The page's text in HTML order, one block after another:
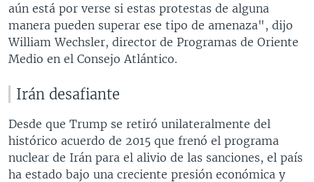
aún está por verse si estas protestas de alguna
manera pueden superar ese tipo de amenaza", dijo
William Wechsler, director de Programas de Oriente
Medio en el Consejo Atlántico.
Irán desafiante
Desde que Trump se retiró unilateralmente del
histórico acuerdo de 2015 que frenó el programa
nuclear de Irán para el alivio de las sanciones, el país
ha estado bajo una creciente presión económica y